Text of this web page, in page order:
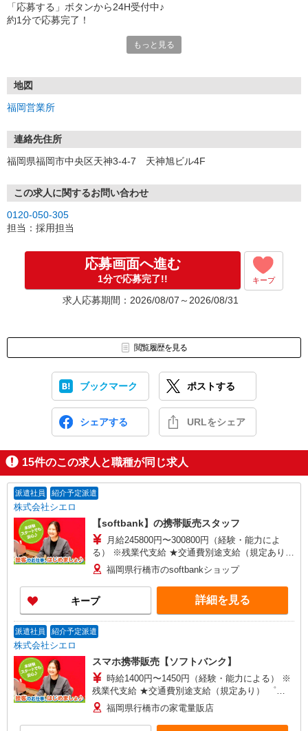
「応募する」ボタンから24H受付中♪
約1分で応募完了！
①応募から3営業日を目安に、メールorお電話でご連絡します。
★スマホでWEB面接（LINEなど）・出張面接・事務所面接と選べま
す
③面接実施（履歴書不要）
※ご希望があれば、職場見学の調整もOKです！
お気軽にご応募ください♪
もっと見る
地図
福岡営業所
連絡先住所
福岡県福岡市中央区天神3-4-7 天神旭ビル4F
この求人に関するお問い合わせ
0120-050-305
担当：採用担当
応募画面へ進む
1分で応募完了!! キープ
求人応募期間：2026/08/07～2026/08/31
閲覧履歴を見る
ブックマーク ポストする
シェアする URLをシェア
15件のこの求人と職種が同じ求人
派遣社員 紹介予定派遣
株式会社シエロ
【softbank】の携帯販売スタッフ
月給245800円〜300800円（経験・能力によ
る） ※残業代支給 ★交通費別途支給（規定あり）
゜+゜・。○。・゜+゜・。○。・゜+゜ 入社祝い金
10万円支給(規定有) お友達を紹介頂くと, インセン
ティブ支給(規定有) ゜・。○。・゜+゜・。
○。・゜+゜
福岡県行橋市のsoftbankショップ
キープ 詳細を見る
派遣社員 紹介予定派遣
株式会社シエロ
スマホ携帯販売【ソフトバンク】
時給1400円〜1450円（経験・能力による） ※
残業代支給 ★交通費別途支給（規定あり） ゜
+゜・。○。・゜+゜・。○。・゜+゜ 入社祝い金10
万円支給(規定有) お友達を紹介頂くと, インセンテ
ィブ支給(規定有) ★月2回払い・週払い可能（規程
福岡県行橋市の家電量販店